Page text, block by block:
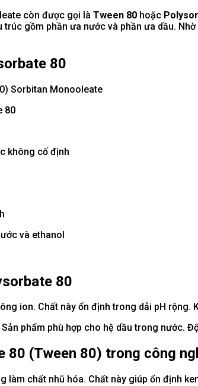
còn được gọi là Tween 80 hoặc
gồm phần ưa nước và phần ưa dầu.
80
Sorbitan Monooleate
80
không cố định
và ethanol
80
ion. Chất này ổn định trong dải pH
phẩm phù hợp cho hệ dầu trong nước.
80 (Tween 80) trong công
làm chất nhũ hóa. Chất này giúp ổn định